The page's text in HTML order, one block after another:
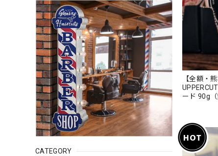
CATEGORY
【全額・
ード 90g（